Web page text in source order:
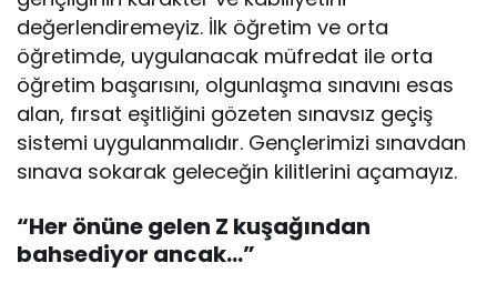
değerlendiremeyiz. İlk öğretim ve orta
öğretimde, uygulanacak müfredat ile orta
öğretim başarısını, olgunlaşma sınavını esas
alan, fırsat eşitliğini gözeten sınavsız geçiş
sistemi uygulanmalıdır. Gençlerimizi sınavdan
sınava sokarak geleceğin kilitlerini açamayız.
“Her önüne gelen Z kuşağından
bahsediyor ancak…”